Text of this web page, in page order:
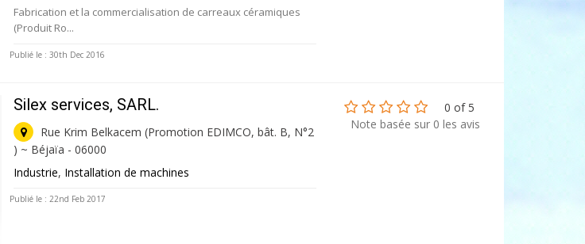
Fabrication et la commercialisation de carreaux céramiques
(Produit Ro...
Publié le : 30th Dec 2016
Silex services, SARL.
Rue Krim Belkacem (Promotion EDIMCO, bât. B, N°2
) ~ Béjaïa - 06000
Industrie, Installation de machines
Publié le : 22nd Feb 2017
0 of 5
Note basée sur 0 les avis